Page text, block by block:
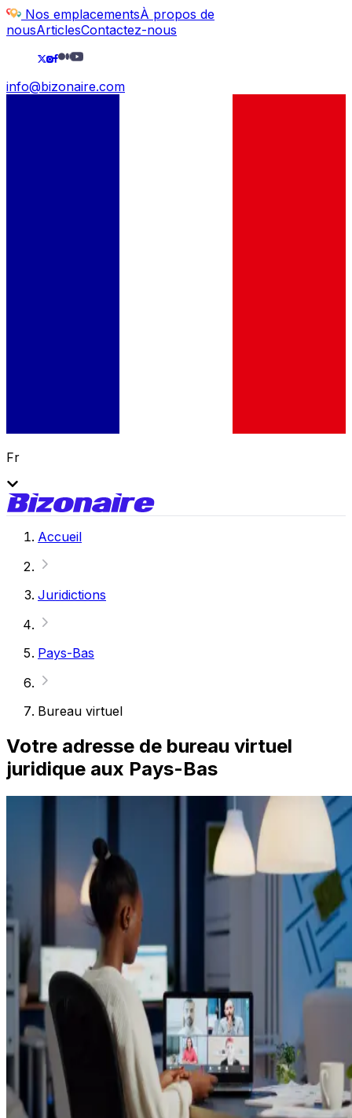
Nos emplacementsÀ propos de
nousArticlesContactez-nous
info@bizonaire.com
Fr
Accueil
Juridictions
Pays-Bas
Bureau virtuel
Votre adresse de bureau virtuel
juridique aux Pays-Bas